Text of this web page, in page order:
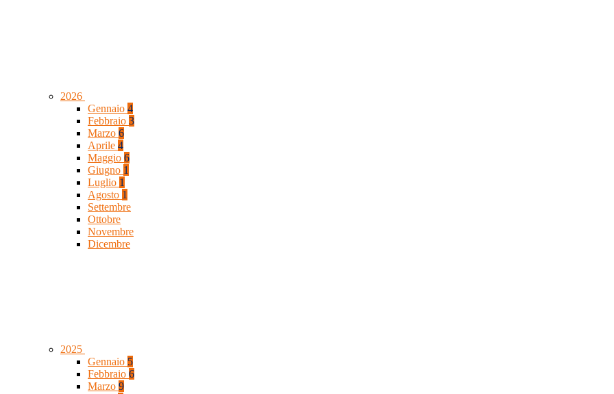
2026
Gennaio 4
Febbraio 3
Marzo 6
Aprile 4
Maggio 6
Giugno 1
Luglio 1
Agosto 1
Settembre
Ottobre
Novembre
Dicembre
2025
Gennaio 5
Febbraio 6
Marzo 9